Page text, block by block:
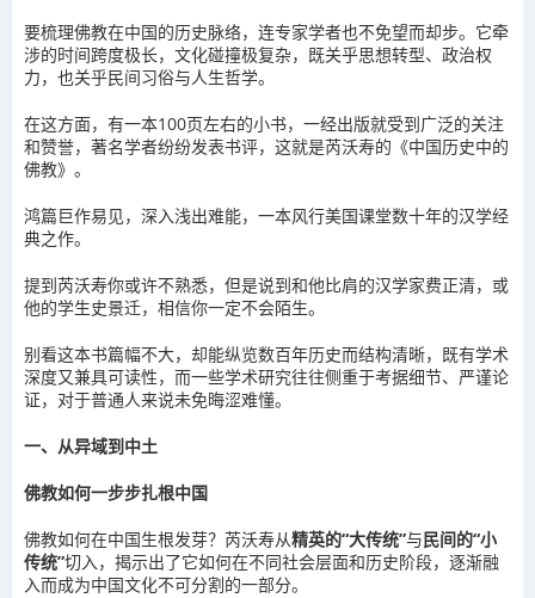
要梳理佛教在中国的历史脉络，连专家学者也不免望而却步。它牵
涉的时间跨度极长，文化碰撞极复杂，既关乎思想转型、政治权
力，也关乎民间习俗与人生哲学。
在这方面，有一本100页左右的小书，一经出版就受到广泛的关注
和赞誉，著名学者纷纷发表书评，这就是芮沃寿的《中国历史中的
佛教》。
鸿篇巨作易见，深入浅出难能，一本风行美国课堂数十年的汉学经
典之作。
提到芮沃寿你或许不熟悉，但是说到和他比肩的汉学家费正清，或
他的学生史景迁，相信你一定不会陌生。
别看这本书篇幅不大，却能纵览数百年历史而结构清晰，既有学术
深度又兼具可读性，而一些学术研究往往侧重于考据细节、严谨论
证，对于普通人来说未免晦涩难懂。
一、从异域到中土
佛教如何一步步扎根中国
佛教如何在中国生根发芽？芮沃寿从精英的“大传统”与民间的“小
传统”切入，揭示出了它如何在不同社会层面和历史阶段，逐渐融
入而成为中国文化不可分割的一部分。